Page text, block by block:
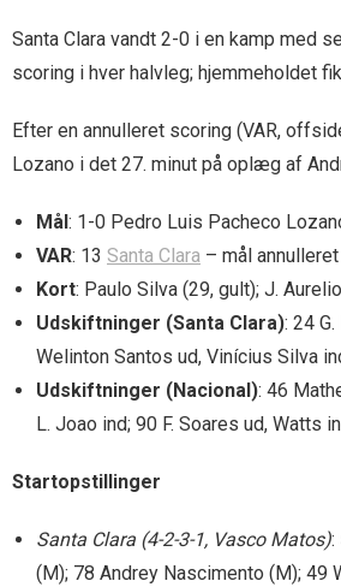
Santa Clara vandt 2-0 i en kamp med
scoring i hver halvleg; hjemmeholdet
Efter en annulleret scoring (VAR,
Lozano i det 27. minut på oplæg af
Mål : 1-0 Pedro Luis Pacheco
VAR: 13 Santa Clara – mål
Kort: Paulo Silva (29, gult); J.
Udskiftninger (Santa Clara): 24
Welinton Santos ud, Vinícius Silva
Udskiftninger (Nacional): 46
L. Joao ind; 90 F. Soares ud, Watts
Startopstillinger
Santa Clara (4-2-3-1, Vasco Matos):
(M); 78 Andrey Nascimento (M); 49